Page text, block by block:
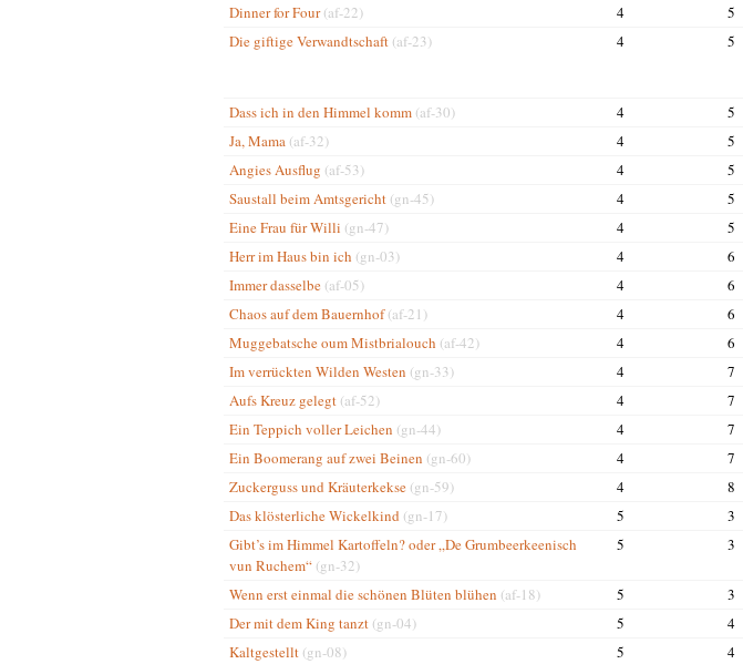
Dinner for Four (af-22) 4 5
Die giftige Verwandtschaft (af-23) 4 5
Dass ich in den Himmel komm (af-30) 4 5
Ja, Mama (af-32) 4 5
Angies Ausflug (af-53) 4 5
Saustall beim Amtsgericht (gn-45) 4 5
Eine Frau für Willi (gn-47) 4 5
Herr im Haus bin ich (gn-03) 4 6
Immer dasselbe (af-05) 4 6
Chaos auf dem Bauernhof (af-21) 4 6
Muggebatsche oum Mistbrialouch (af-42) 4 6
Im verrückten Wilden Westen (gn-33) 4 7
Aufs Kreuz gelegt (af-52) 4 7
Ein Teppich voller Leichen (gn-44) 4 7
Ein Boomerang auf zwei Beinen (gn-60) 4 7
Zuckerguss und Kräuterkekse (gn-59) 4 8
Das klösterliche Wickelkind (gn-17) 5 3
Gibt’s im Himmel Kartoffeln? oder „De Grumbeerkeenisch
vun Ruchem“ (gn-32)
5 3
Wenn erst einmal die schönen Blüten blühen (af-18) 5 3
Der mit dem King tanzt (gn-04) 5 4
Kaltgestellt (gn-08) 5 4